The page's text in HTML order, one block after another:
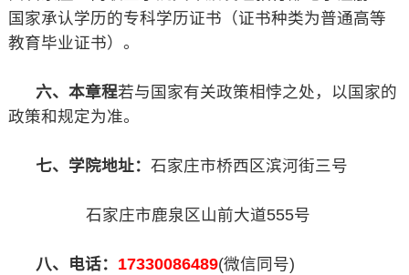
国家承认学历的专科学历证书（证书种类为普通高等
教育毕业证书）。
六、本章程若与国家有关政策相悖之处，以国家的
政策和规定为准。
七、学院地址： 石家庄市桥西区滨河街三号
石家庄市鹿泉区山前大道555号
八、电话： 17330086489(微信同号)